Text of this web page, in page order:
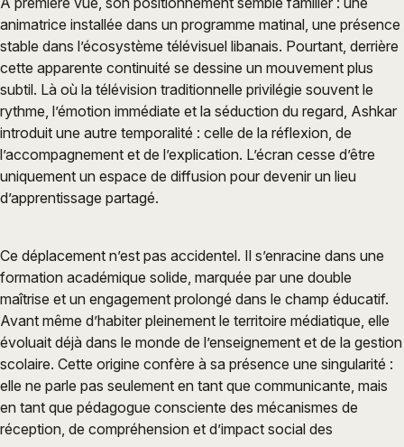
animatrice installée dans un programme matinal, une présence
stable dans l’écosystème télévisuel libanais. Pourtant, derrière
cette apparente continuité se dessine un mouvement plus
subtil. Là où la télévision traditionnelle privilégie souvent le
rythme, l’émotion immédiate et la séduction du regard, Ashkar
introduit une autre temporalité : celle de la réflexion, de
l’accompagnement et de l’explication. L’écran cesse d’être
uniquement un espace de diffusion pour devenir un lieu
d’apprentissage partagé.
Ce déplacement n’est pas accidentel. Il s’enracine dans une
formation académique solide, marquée par une double
maîtrise et un engagement prolongé dans le champ éducatif.
Avant même d’habiter pleinement le territoire médiatique, elle
évoluait déjà dans le monde de l’enseignement et de la gestion
scolaire. Cette origine confère à sa présence une singularité :
elle ne parle pas seulement en tant que communicante, mais
en tant que pédagogue consciente des mécanismes de
réception, de compréhension et d’impact social des